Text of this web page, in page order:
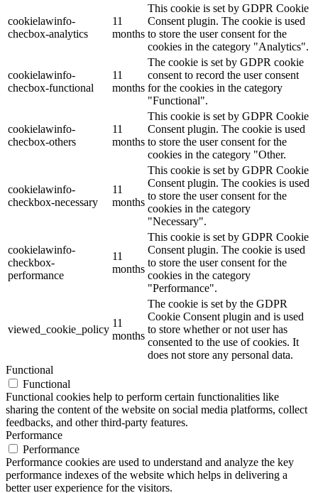
cookielawinfo-
checbox-analytics
11
months
This cookie is set by GDPR Cookie
Consent plugin. The cookie is used
to store the user consent for the
cookies in the category "Analytics".
cookielawinfo-
checbox-functional
11
months
The cookie is set by GDPR cookie
consent to record the user consent
for the cookies in the category
"Functional".
cookielawinfo-
checbox-others
11
months
This cookie is set by GDPR Cookie
Consent plugin. The cookie is used
to store the user consent for the
cookies in the category "Other.
cookielawinfo-
checkbox-necessary
11
months
This cookie is set by GDPR Cookie
Consent plugin. The cookies is used
to store the user consent for the
cookies in the category
"Necessary".
cookielawinfo-
checkbox-
performance
11
months
This cookie is set by GDPR Cookie
Consent plugin. The cookie is used
to store the user consent for the
cookies in the category
"Performance".
viewed_cookie_policy
11
months
The cookie is set by the GDPR
Cookie Consent plugin and is used
to store whether or not user has
consented to the use of cookies. It
does not store any personal data.
Functional
Functional
Functional cookies help to perform certain functionalities like
sharing the content of the website on social media platforms, collect
feedbacks, and other third-party features.
Performance
Performance
Performance cookies are used to understand and analyze the key
performance indexes of the website which helps in delivering a
better user experience for the visitors.